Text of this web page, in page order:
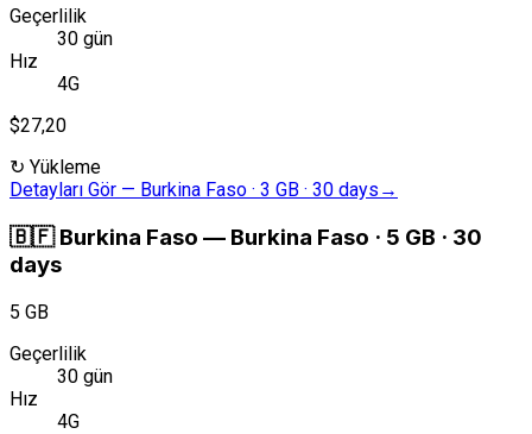
Geçerlilik
30 gün
Hız
4G
$27,20
↻ Yükleme
Detayları Gör — Burkina Faso · 3 GB · 30 days →
🇧🇫 Burkina Faso — Burkina Faso · 5 GB · 30
days
5 GB
Geçerlilik
30 gün
Hız
4G